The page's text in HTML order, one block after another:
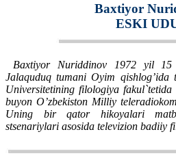
Baxtiyor
ESKI
Baxtiyor Nuriddinov 1972 yil 15
Jalaquduq tumani Oyim qishlog’ida
Universitetining filologiya
buyon O’zbekiston Milliy
Uning bir qator hikoyalari
stsenariylari asosida televizion badiiy